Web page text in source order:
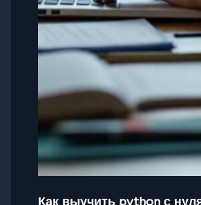
Как выучить python с